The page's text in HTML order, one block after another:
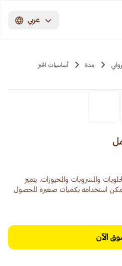
عربي
بندة أساسيات الخبز
والمشروبات والمخبوزات. يتميز
يمكن استخدامه بكميات صغيرة للحصول
الآن